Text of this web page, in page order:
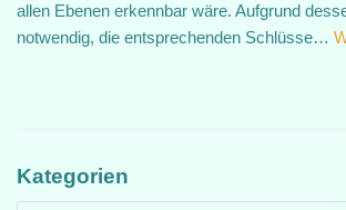
allen Ebenen erkennbar wäre. Aufgrund
notwendig, die entsprechenden Schlüsse…
Kategorien